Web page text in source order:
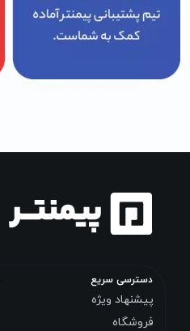
دسترسی سریع
پیشنهاد ویژه
فروشگاه